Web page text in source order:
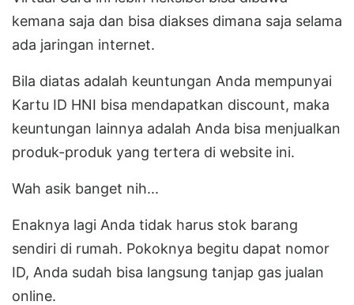
kemana saja dan bisa diakses dimana saja selama
ada jaringan internet.
Bila diatas adalah keuntungan Anda mempunyai
Kartu ID HNI bisa mendapatkan discount, maka
keuntungan lainnya adalah Anda bisa menjualkan
produk-produk yang tertera di website ini.
Wah asik banget nih...
Enaknya lagi Anda tidak harus stok barang
sendiri di rumah. Pokoknya begitu dapat nomor
ID, Anda sudah bisa langsung tanjap gas jualan
online.